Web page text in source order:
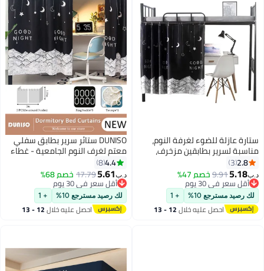
عازلة للضوء لغرفة النوم،
لسرير بطابقين مزخرف،
خصوصية لزميل السكن، ستارة
لتزيين خلفية الصور، للمنزل
3
5.18
9.91خصم 47%
سعر في 30 يوم
سعر في 30 يوم
مسترجع 10% + 1
احصل عليه خلال 12 - 13
DUNISO ستائر سرير بطابق سفلي
معتم لغرف النوم الجامعية - غطاء
خصوصية زينة للغرفة - خلفية
تصوير - ستائر معتمة 2 لوح
4.4
8
5.61
17.79خصم 68%
أقل سعر في 30 يوم
أقل سعر في 30 يوم
لك رصيد مسترجع 10% + 1
احصل عليه خلال 12 - 13